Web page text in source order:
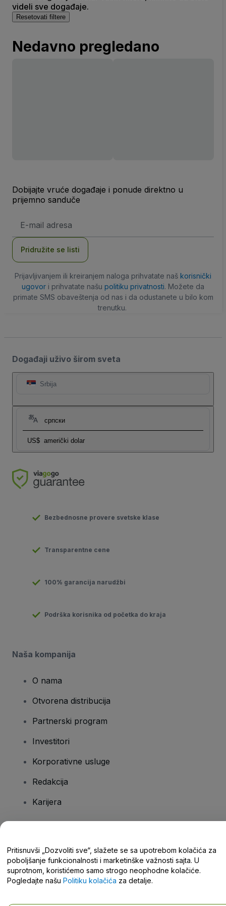
videli sve događaje.
Resetovati filtere
Nedavno pregledano
Dobijajte vruće događaje i ponude direktno u
prijemno sanduče
mail
Pridružite se listi
Prijavljivanjem ili kreiranjem naloga prihvatate naš korisnički
ugovor i prihvatate našu politiku privatnosti. Možete da
primate SMS obaveštenja od nas i da odustanete u bilo kom
trenutku.
Događaji uživo širom sveta
Srbija
српски
US$ američki dolar
Bezbednosne provere svetske klase
Transparentne cene
100% garancija narudžbi
Podrška korisnika od početka do kraja
Naša kompanija
O nama
Otvorena distribucija
Partnerski program
Investitori
Korporativne usluge
Redakcija
Karijera
Centar za pomoć / Kontaktirajte nas
Pritisnuvši „Dozvoliti sve“, slažete se sa upotrebom kolačića za
poboljšanje funkcionalnosti i marketinške važnosti sajta. U
suprotnom, koristićemo samo strogo neophodne kolačiće.
Pogledajte našu Politiku kolačića za detalje.